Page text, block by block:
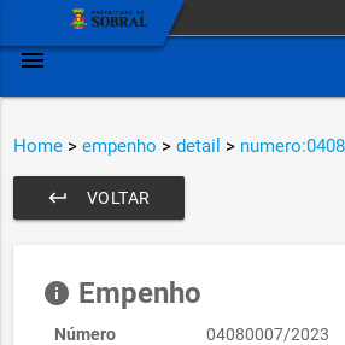
menu
Home > empenho > detail >
VOLTAR
keyboard_return
info Empenho
Número 04080007/2023